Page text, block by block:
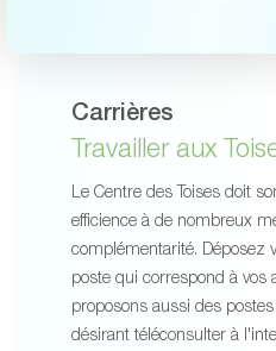
Carrières
Travailler aux
Le Centre des Toises doit
efficience à de nombreux
complémentarité. Déposez
poste qui correspond à vos
proposons aussi des
désirant téléconsulter à